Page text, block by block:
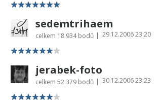
sedemtrihaem
celkem 18 934 bodů | 29.12.2006 23:20
jerabek-foto
celkem 52 379 bodů | 30.12.2006 23:23